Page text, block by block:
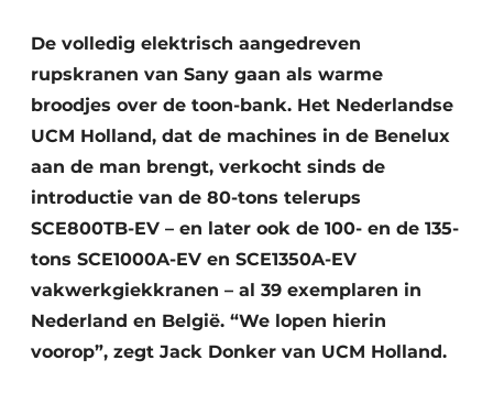
Duurzaamheid & Innovatie
Fundering
Kopen/Huren/Leasen
Sloop & Recycling
Bouwtransport
Machines & Materieel
De volledig elektrisch aangedreven
rupskranen van Sany gaan als warme
broodjes over de toon-bank. Het Nederlandse
UCM Holland, dat de machines in de Benelux
aan de man brengt, verkocht sinds de
introductie van de 80-tons telerups
SCE800TB-EV – en later ook de 100- en de 135-
tons SCE1000A-EV en SCE1350A-EV
vakwerkgiekkranen – al 39 exemplaren in
Nederland en België. “We lopen hierin
voorop”, zegt Jack Donker van UCM Holland.